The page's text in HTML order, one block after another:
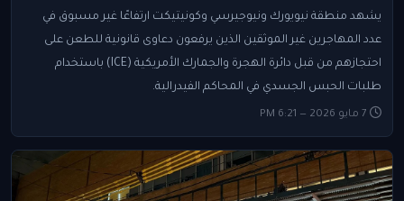
يشهد منطقة نيويورك ونيوجيرسي وكونيتيكت ارتفاعًا غير مسبوق في
عدد المهاجرين غير الموثقين الذين يرفعون دعاوى قانونية للطعن على
احتجازهم من قبل دائرة الهجرة والجمارك الأمريكية (ICE) باستخدام
طلبات الحبس الجسدي في المحاكم الفيدرالية.